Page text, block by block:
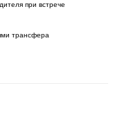
при встрече
трансфера